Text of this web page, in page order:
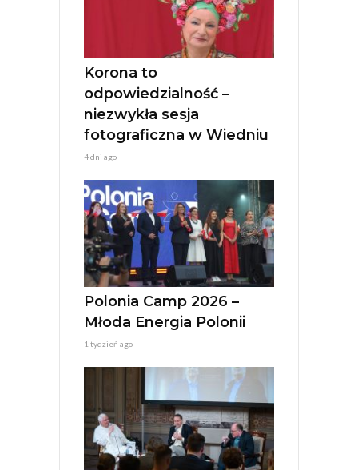
Korona to
odpowiedzialność –
niezwykła sesja
fotograficzna w Wiedniu
4 dni ago
Polonia Camp 2026 –
Młoda Energia Polonii
1 tydzień ago